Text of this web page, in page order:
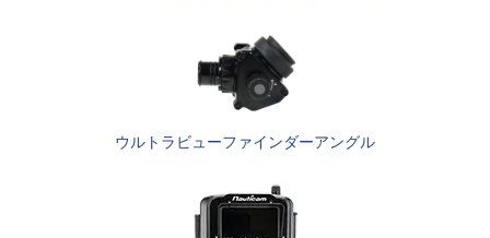
ウルトラビューファインダーアングル